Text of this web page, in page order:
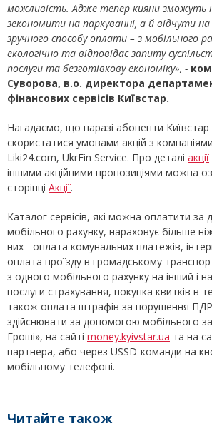
можливість. Адже тепер кияни зможуть
зекономити на паркуванні, а й відчути на
зручного способу оплати – з мобільного
екологічно та відповідає запиту
послуги та безготівкову економіку», -
Суворова, в.о. директора
фінансових сервісів Київстар.
Нагадаємо, що наразі абоненти
скористатися умовами акцій з
Liki24.com, UkrFin Service. Про деталі акції
іншими акційними пропозиціями можна
сторінці Акції.
Каталог сервісів, які можна оплатити
мобільного рахунку, нараховує більше
них - оплата комунальних платежів,
оплата проїзду в громадському
з одного мобільного рахунку на інший і
послуги страхування, покупка квитків в
також оплата штрафів за порушення
здійснювати за допомогою мобільного
Гроші», на сайті money.kyivstar.ua та на
партнера, або через USSD-команди на
мобільному телефоні.
Читайте також